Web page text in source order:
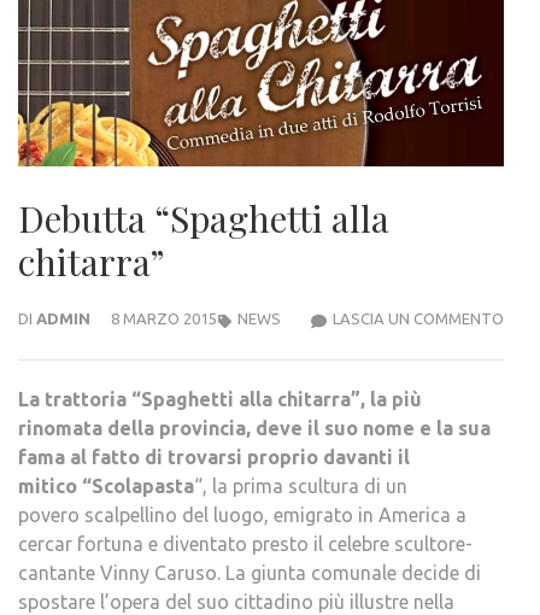
Debutta “Spaghetti alla
chitarra”
DI ADMIN 8 MARZO 2015 LASCIA UN COMMENTO
NEWS
La trattoria “Spaghetti alla chitarra”, la più
rinomata della provincia, deve il suo nome e la sua
fama al fatto di trovarsi proprio davanti il
mitico “Scolapasta“, la prima scultura di un
povero scalpellino del luogo, emigrato in America a
cercar fortuna e diventato presto il celebre scultore-
cantante Vinny Caruso. La giunta comunale decide di
spostare l’opera del suo cittadino più illustre nella